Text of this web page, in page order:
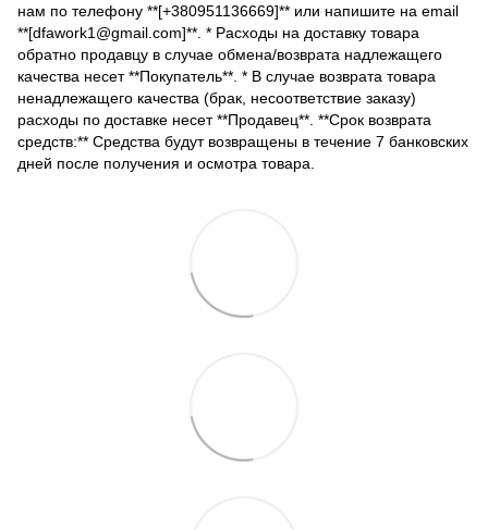
нам по телефону **[+380951136669]** или напишите на email
**[dfawork1@gmail.com]**. * Расходы на доставку товара
обратно продавцу в случае обмена/возврата надлежащего
качества несет **Покупатель**. * В случае возврата товара
ненадлежащего качества (брак, несоответствие заказу)
расходы по доставке несет **Продавец**. **Срок возврата
средств:** Средства будут возвращены в течение 7 банковских
дней после получения и осмотра товара.